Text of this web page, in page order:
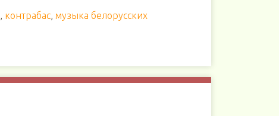
, контрабас, музыка белорусских